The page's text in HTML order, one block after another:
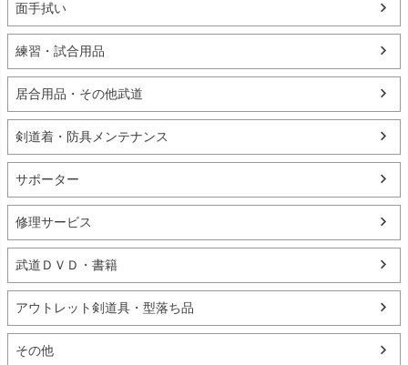
面手拭い
練習・試合用品
居合用品・その他武道
剣道着・防具メンテナンス
サポーター
修理サービス
武道ＤＶＤ・書籍
アウトレット剣道具・型落ち品
その他